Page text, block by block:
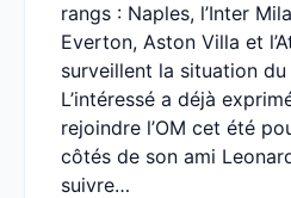
rangs : Naples, l’Inter
Everton, Aston Villa et
surveillent la situation
L’intéressé a déjà
rejoindre l’OM cet été
côtés de son ami
suivre…